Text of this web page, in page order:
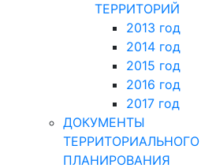
ТЕРРИТОРИЙ
2013 год
2014 год
2015 год
2016 год
2017 год
ДОКУМЕНТЫ
ТЕРРИТОРИАЛЬНОГО
ПЛАНИРОВАНИЯ